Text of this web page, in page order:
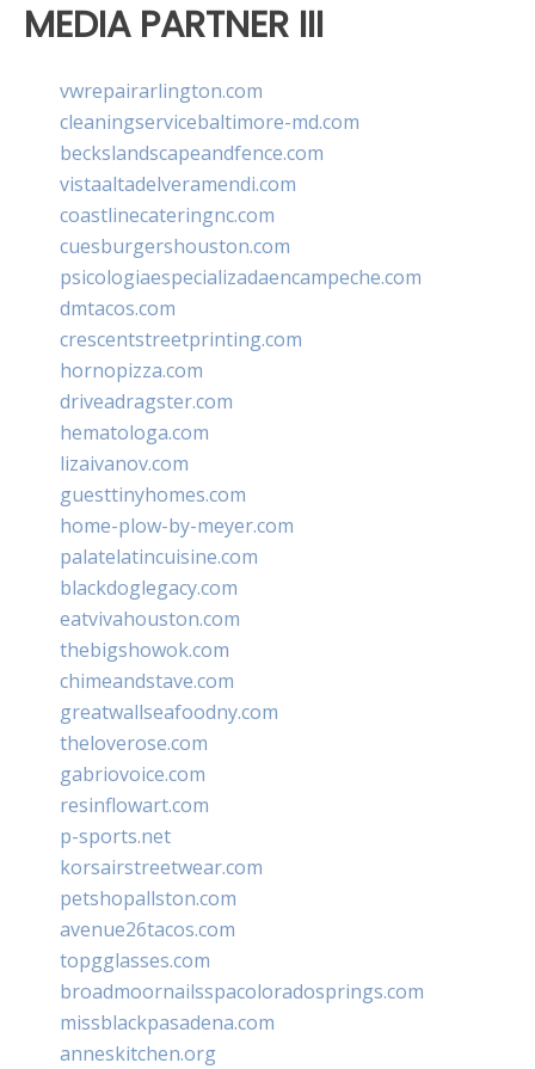
MEDIA PARTNER III
vwrepairarlington.com
cleaningservicebaltimore-md.com
beckslandscapeandfence.com
vistaaltadelveramendi.com
coastlinecateringnc.com
cuesburgershouston.com
psicologiaespecializadaencampeche.com
dmtacos.com
crescentstreetprinting.com
hornopizza.com
driveadragster.com
hematologa.com
lizaivanov.com
guesttinyhomes.com
home-plow-by-meyer.com
palatelatincuisine.com
blackdoglegacy.com
eatvivahouston.com
thebigshowok.com
chimeandstave.com
greatwallseafoodny.com
theloverose.com
gabriovoice.com
resinflowart.com
p-sports.net
korsairstreetwear.com
petshopallston.com
avenue26tacos.com
topgglasses.com
broadmoornailsspacoloradosprings.com
missblackpasadena.com
anneskitchen.org